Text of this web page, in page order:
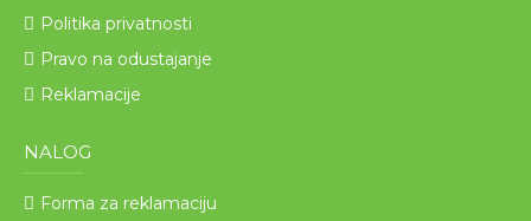
Politika privatnosti
Pravo na odustajanje
Reklamacije
NALOG
Forma za reklamaciju